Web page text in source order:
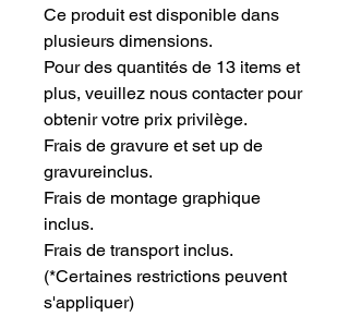
Ce produit est disponible dans
plusieurs dimensions.
Pour des quantités de 13 items et
plus, veuillez nous contacter pour
obtenir votre prix privilège.
Frais de gravure et set up de
gravureinclus.
Frais de montage graphique
inclus.
Frais de transport inclus.
(*Certaines restrictions peuvent
s'appliquer)